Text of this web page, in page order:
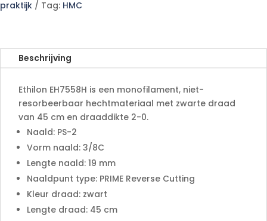
e
a
t
praktijk
Tag: HMC
Beschrijving
Ethilon EH7558H is een monofilament, niet-
resorbeerbaar hechtmateriaal met zwarte draad
van 45 cm en draaddikte 2-0.
Naald: PS-2
Vorm naald: 3/8C
Lengte naald: 19 mm
Naaldpunt type: PRIME Reverse Cutting
Kleur draad: zwart
Lengte draad: 45 cm